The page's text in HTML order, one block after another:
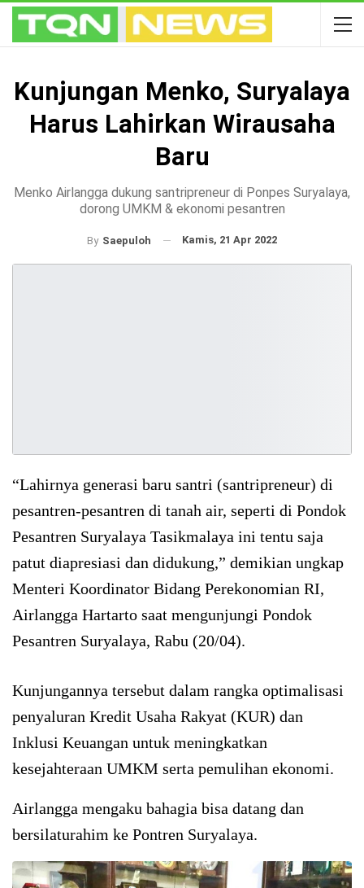
Kunjungan Menko, Suryalaya
Harus Lahirkan Wirausaha
Baru
Menko Airlangga dukung santripreneur di Ponpes Suryalaya,
dorong UMKM & ekonomi pesantren
By Saepuloh Kamis, 21 Apr 2022
“Lahirnya generasi baru santri (santripreneur) di
pesantren-pesantren di tanah air, seperti di Pondok
Pesantren Suryalaya Tasikmalaya ini tentu saja
patut diapresiasi dan didukung,” demikian ungkap
Menteri Koordinator Bidang Perekonomian RI,
Airlangga Hartarto saat mengunjungi Pondok
Pesantren Suryalaya, Rabu (20/04).
Kunjungannya tersebut dalam rangka optimalisasi
penyaluran Kredit Usaha Rakyat (KUR) dan
Inklusi Keuangan untuk meningkatkan
kesejahteraan UMKM serta pemulihan ekonomi.
Airlangga mengaku bahagia bisa datang dan
bersilaturahim ke Pontren Suryalaya.